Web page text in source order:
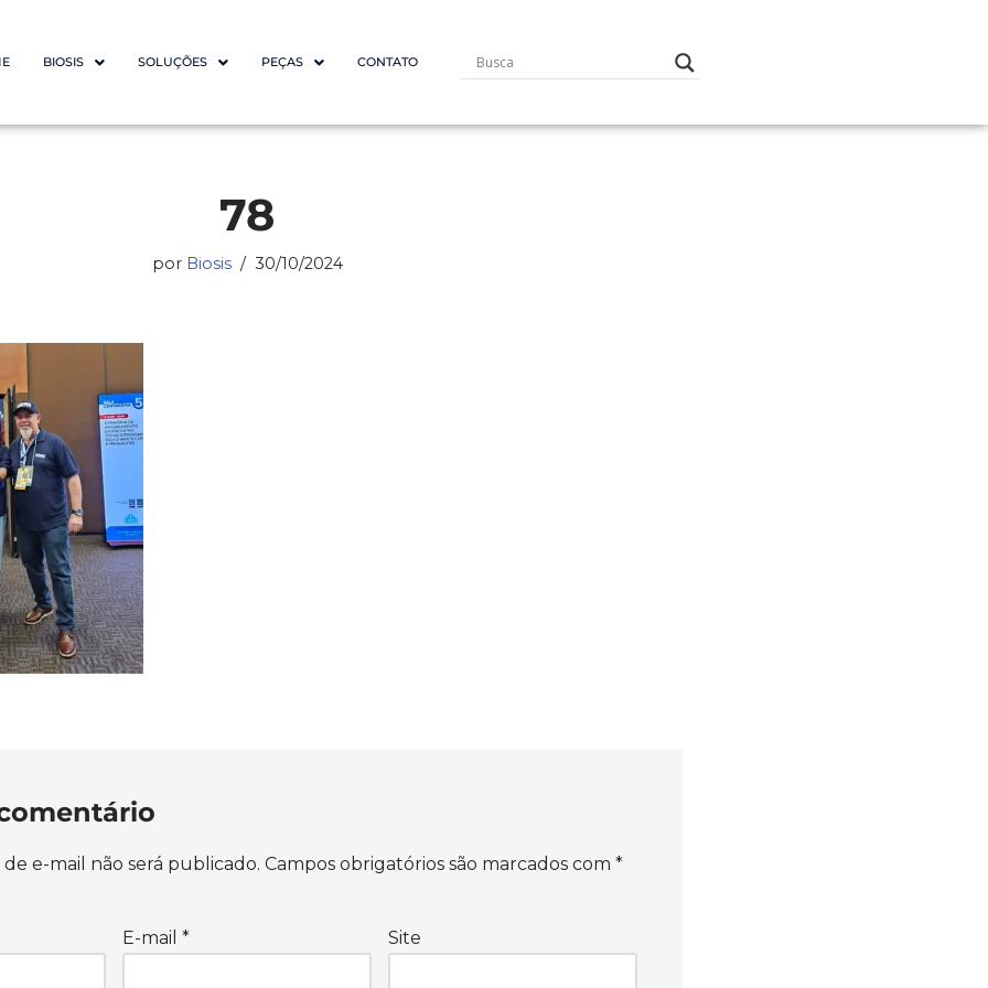
BIOSIS SOLUÇÕES PEÇAS CONTATO
78
por Biosis 30/10/2024
e-mail não será publicado. Campos obrigatórios são marcados com *
E-mail * Site